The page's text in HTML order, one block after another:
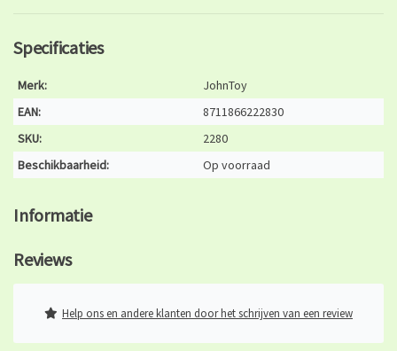
Specificaties
Merk:
JohnToy
EAN:
8711866222830
SKU:
2280
Beschikbaarheid:
Op voorraad
Informatie
Reviews
Help ons en andere klanten door het schrijven van een review